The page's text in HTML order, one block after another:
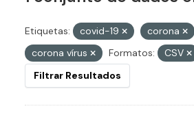
Etiquetas: covid-19 corona
corona vírus
Formatos:
CSV
Filtrar Resultados